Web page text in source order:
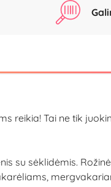
reikia! Tai ne tik
su sėklidėmis.